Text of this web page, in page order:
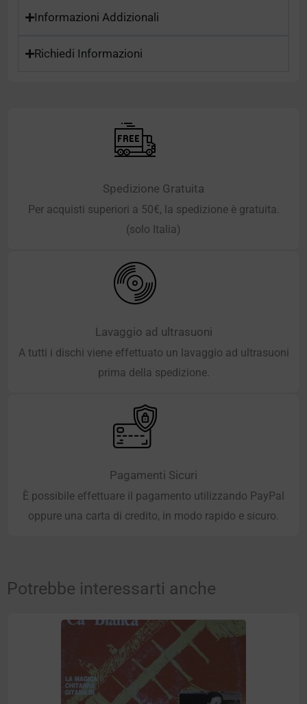
Informazioni Addizionali
Richiedi Informazioni
Spedizione Gratuita
Per acquisti superiori a 50€, la spedizione è gratuita.
(solo Italia)
Lavaggio ad ultrasuoni
A tutti i dischi viene effettuato un lavaggio ad ultrasuoni
prima della spedizione.
Pagamenti Sicuri
È possibile effettuare il pagamento utilizzando PayPal
oppure una carta di credito, in modo rapido e sicuro.
Potrebbe interessarti anche